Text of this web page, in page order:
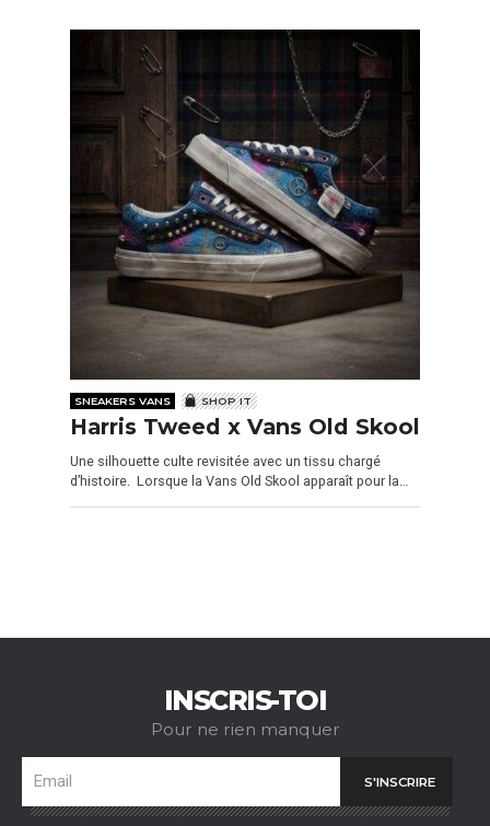
SNEAKERS VANS SHOP IT
Harris Tweed x Vans Old Skool
Une silhouette culte revisitée avec un tissu chargé
d’histoire. Lorsque la Vans Old Skool apparaît pour la…
INSCRIS-TOI
Pour ne rien manquer